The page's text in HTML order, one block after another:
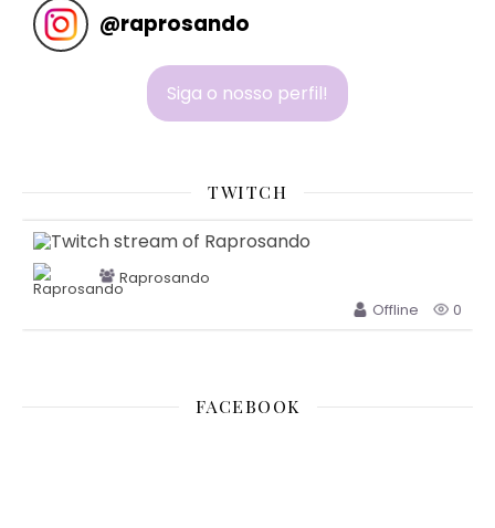
@raprosando
Siga o nosso perfil!
TWITCH
Raprosando
Offline
0
FACEBOOK